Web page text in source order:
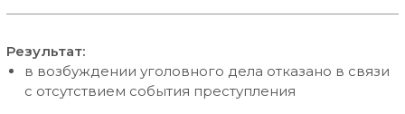
Результат:
в возбуждении уголовного дела отказано в связи
с отсутствием события преступления